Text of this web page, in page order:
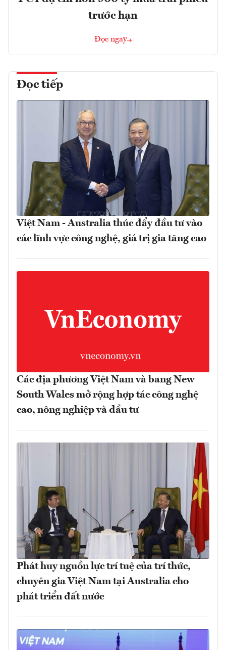
trước hạn
Đọc ngay
Đọc tiếp
Việt Nam - Australia thúc đẩy đầu tư vào
các lĩnh vực công nghệ, giá trị gia tăng cao
Các địa phương Việt Nam và bang New
South Wales mở rộng hợp tác công nghệ
cao, nông nghiệp và đầu tư
Phát huy nguồn lực trí tuệ của trí thức,
chuyên gia Việt Nam tại Australia cho
phát triển đất nước